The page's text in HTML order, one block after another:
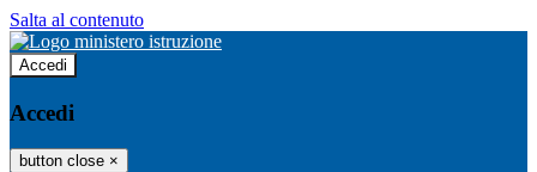
Salta al contenuto
Accedi
Accedi
button close ×